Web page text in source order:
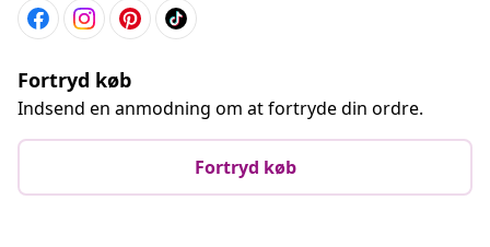
Fortryd køb
Indsend en anmodning om at fortryde din ordre.
Fortryd køb